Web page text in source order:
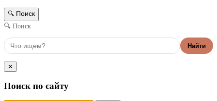
🔍 Поиск
🔍 Поиск
Найти
✕
Поиск по сайту